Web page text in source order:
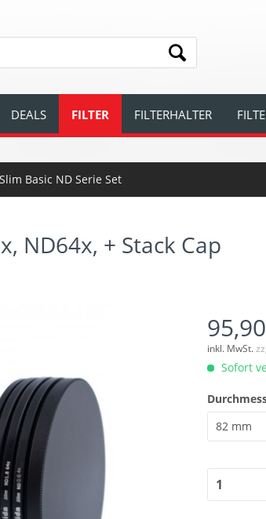
DEALS FILTER FILTERHALTER
Slim Basic ND Serie Set
ND64x, + Stack Cap
inkl. MwSt.
Sofort